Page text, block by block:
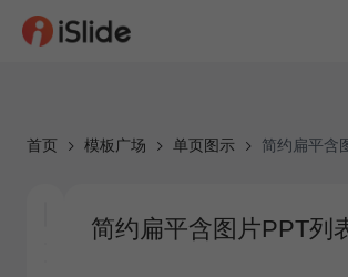
首页 模板广场 单页图示 简约扁平含
简约扁平含图片PPT列